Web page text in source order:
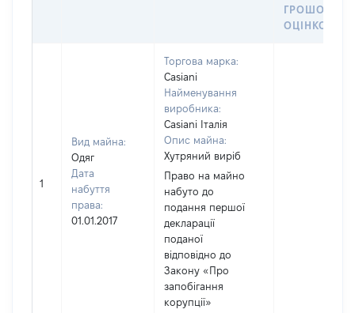
ГРОШОВОЮ
ОЦІНКОЮ
1
Вид майна:
Одяг
Дата
набуття
права:
01.01.2017
Торгова марка:
Casiani
Найменування
виробника:
Casiani Італія
Опис майна:
Хутряний виріб
Право на майно
набуто до
подання першої
декларації
поданої
відповідно до
Закону «Про
запобігання
корупції»